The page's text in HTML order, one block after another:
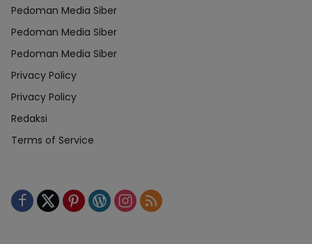
Pedoman Media Siber
Pedoman Media Siber
Pedoman Media Siber
Privacy Policy
Privacy Policy
Redaksi
Terms of Service